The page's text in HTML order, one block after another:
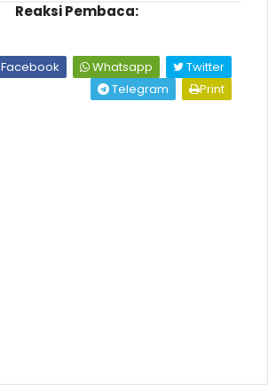
Reaksi Pembaca:
Facebook Whatsapp
Twitter
Telegram
Print